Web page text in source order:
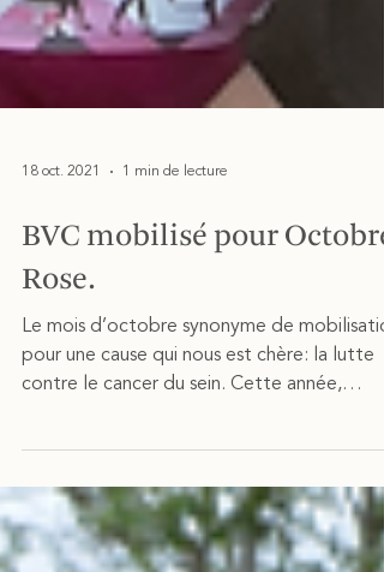
BVC mobilisé pour Octobre
Rose.
pour une cause qui nous est chère: la lutte
l’équipe...